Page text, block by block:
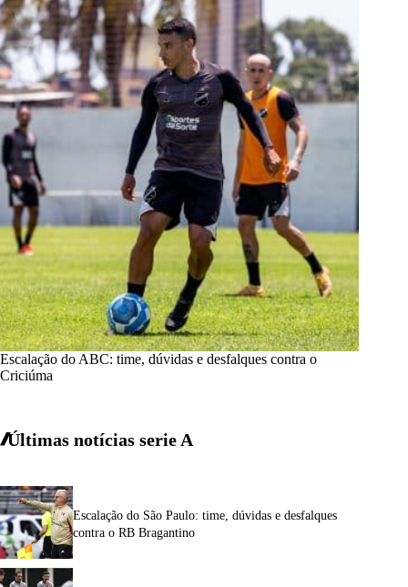
Escalação do ABC: time, dúvidas e desfalques contra o
Criciúma
Últimas notícias serie A
Escalação do São Paulo: time, dúvidas e desfalques
contra o RB Bragantino